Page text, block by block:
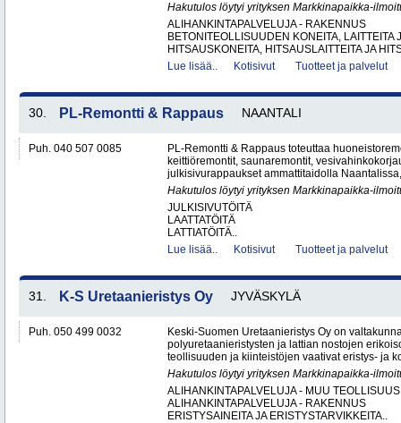
Hakutulos löytyi yrityksen Markkinapaikka-
ALIHANKINTAPALVELUJA - RAKENNUS
BETONITEOLLISUUDEN KONEITA, LAITTEITA
HITSAUSKONEITA, HITSAUSLAITTEITA JA
Lue lisää..
Kotisivut Tuotteet ja palvelut
30. PL-Remontti & Rappaus NAANTALI
Puh. 040 507 0085
PL-Remontti & Rappaus toteuttaa
keittiöremontit, saunaremontit,
julkisivurappaukset ammattitaidolla
Hakutulos löytyi yrityksen Markkinapaikka-
JULKISIVUTÖITÄ
LAATTATÖITÄ
LATTIATÖITÄ..
Lue lisää..
Kotisivut Tuotteet ja palvelut
31. K-S Uretaanieristys Oy JYVÄSKYLÄ
Puh. 050 499 0032
Keski-Suomen Uretaanieristys Oy on
polyuretaanieristysten ja lattian nostojen
teollisuuden ja kiinteistöjen vaativat eristys- ja
Hakutulos löytyi yrityksen Markkinapaikka-
ALIHANKINTAPALVELUJA - MUU TEOLLISUUS
ALIHANKINTAPALVELUJA - RAKENNUS
ERISTYSAINEITA JA ERISTYSTARVIKKEITA..